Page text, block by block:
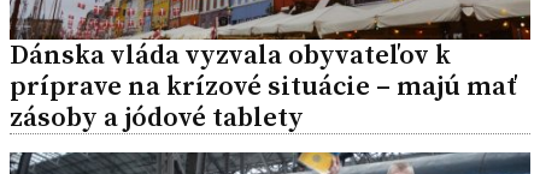
Dánska vláda vyzvala obyvateľov k
príprave na krízové situácie – majú mať
zásoby a jódové tablety